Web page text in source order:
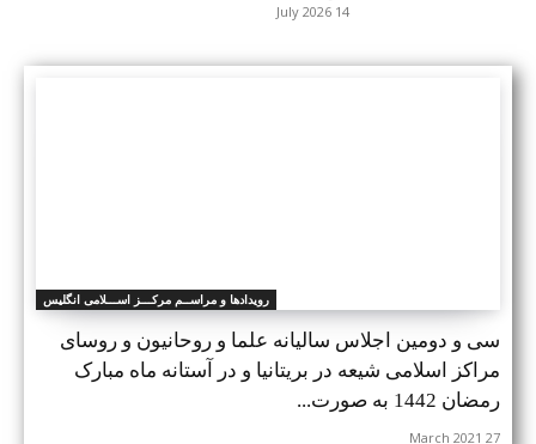
14 July 2026
رویدادها و مراســم مرکـــز اســـلامی انگلیس
سی و دومین اجلاس ساليانه علما و روحانيون و روسای
مراکز اسلامی شیعه در بریتانیا و در آستانه ماه مبارک
رمضان 1442 به صورت...
27 March 2021